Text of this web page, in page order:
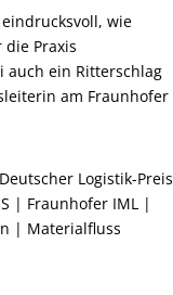
wie
Praxis
auch ein Ritterschlag
am Fraunhofer
Deutscher Logistik-Preis
| Fraunhofer IML |
| Materialfluss